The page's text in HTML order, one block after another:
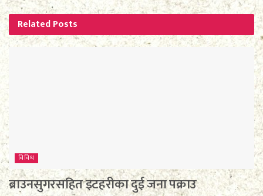
RelatedPosts
विविध
ब्राउनसुगरसहित इटहरीका दुई जना पक्राउ